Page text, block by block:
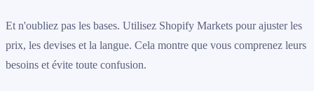
Et n'oubliez pas les bases. Utilisez Shopify Markets pour ajuster les
prix, les devises et la langue. Cela montre que vous comprenez leurs
besoins et évite toute confusion.